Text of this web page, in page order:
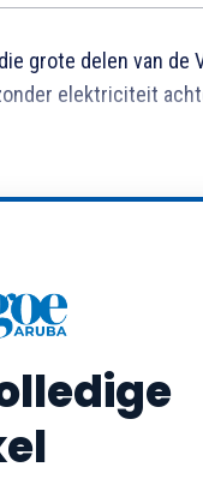
grote delen van de
elektriciteit